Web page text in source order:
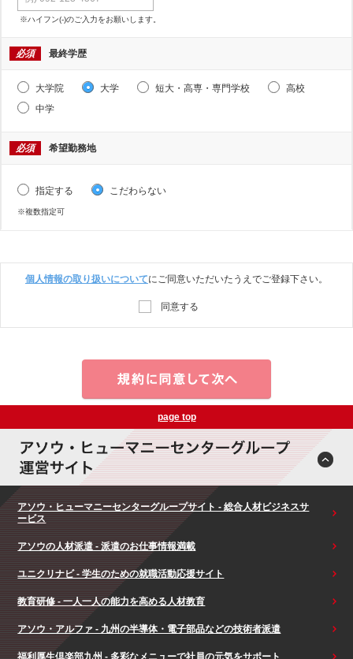
※ハイフン(-)のご入力をお願いします。
必須 最終学歴
大学院 大学 短大・高専・専門学校
高校
中学
必須 希望勤務地
指定する こだわらない
※複数指定可
個人情報の取り扱いについてにご同意いただいたうえでご登録下さい。
同意する
page top
アソウ・ヒューマニーセンターグループサイト - 総合人材ビジネスサ
ービス
アソウの人材派遣 - 派遣のお仕事情報満載
ユニクリナビ - 学生のための就職活動応援サイト
教育研修 - 一人一人の能力を高める人材教育
アソウ・アルファ - 九州の半導体・電子部品などの技術者派遣
福利厚生倶楽部九州 - 多彩なメニューで社員の元気をサポート